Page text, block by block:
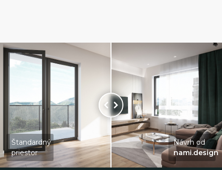
Štandardný
priestor
Návrh od
nami.design